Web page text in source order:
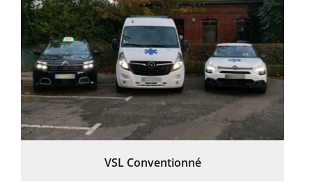
VSL Conventionné